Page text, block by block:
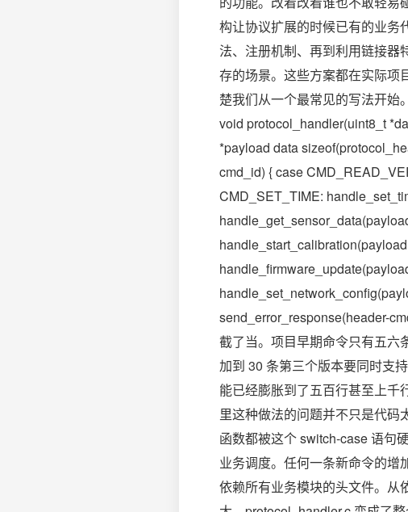
构让协议扩展的时候已有的业务
法、注册机制、再到利用链接器
存的场景。这些方案都在实际项
楚我们从一个最常见的写法开始
void protocol_handler(uint8_t
*payload data
cmd_id) { case
CMD_SET_TIME:
send_error_response(header-
截了当。项目早期命令只有五六
加到 30 条第三个版本要同时支
能已经膨胀到了五百行甚至上千
里这种做法的问题并不只是代
函数都被这个 switch-case 语句
业务调度。任何一条新命令的增
依赖所有业务模块的头文件。从